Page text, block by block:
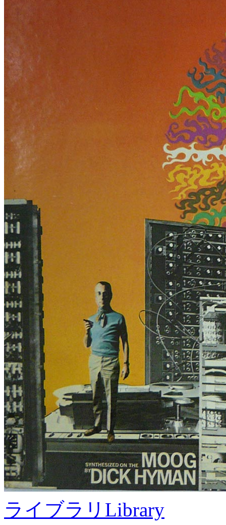
ライブラリ Library